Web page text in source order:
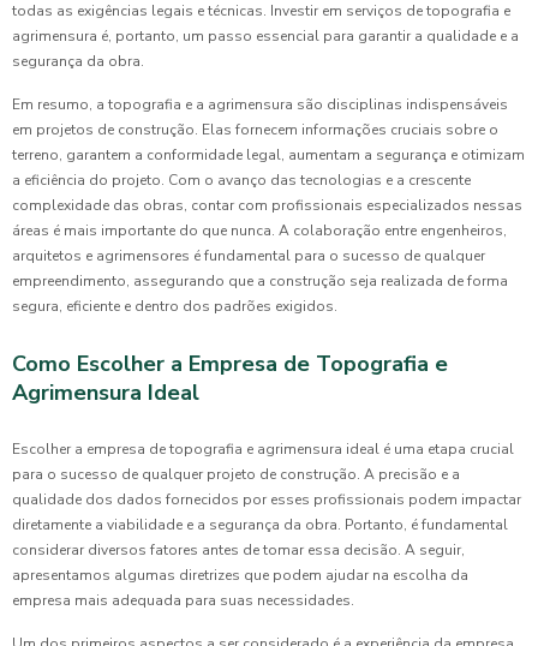
todas as exigências legais e técnicas. Investir em serviços de topografia e
agrimensura é, portanto, um passo essencial para garantir a qualidade e a
segurança da obra.
Em resumo, a topografia e a agrimensura são disciplinas indispensáveis
em projetos de construção. Elas fornecem informações cruciais sobre o
terreno, garantem a conformidade legal, aumentam a segurança e otimizam
a eficiência do projeto. Com o avanço das tecnologias e a crescente
complexidade das obras, contar com profissionais especializados nessas
áreas é mais importante do que nunca. A colaboração entre engenheiros,
arquitetos e agrimensores é fundamental para o sucesso de qualquer
empreendimento, assegurando que a construção seja realizada de forma
segura, eficiente e dentro dos padrões exigidos.
Como Escolher a Empresa de Topografia e
Agrimensura Ideal
Escolher a empresa de topografia e agrimensura ideal é uma etapa crucial
para o sucesso de qualquer projeto de construção. A precisão e a
qualidade dos dados fornecidos por esses profissionais podem impactar
diretamente a viabilidade e a segurança da obra. Portanto, é fundamental
considerar diversos fatores antes de tomar essa decisão. A seguir,
apresentamos algumas diretrizes que podem ajudar na escolha da
empresa mais adequada para suas necessidades.